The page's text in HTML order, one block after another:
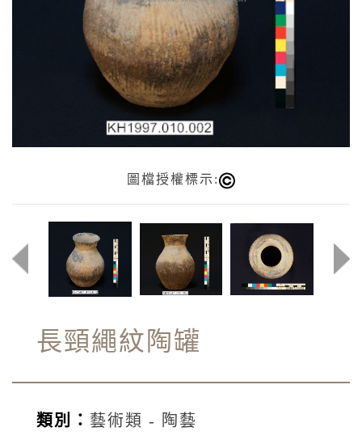
圖檔授權標示:
長頸繩紋陶罐
類別： 藝術類 - 陶藝